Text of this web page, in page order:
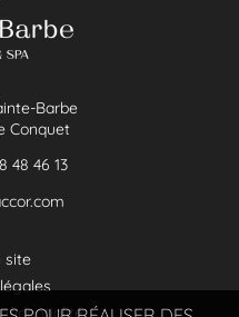
Barbe
Conquet
48 46 13
site